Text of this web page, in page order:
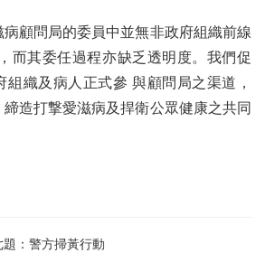
顧問局的委員中並無非政府組織前線
而其委任過程亦缺乏透明度。我們促
組織及病人正式參 與顧問局之渠道，
造打撃愛滋病及捍衛公眾健康之共同
題：警方掃黃行動